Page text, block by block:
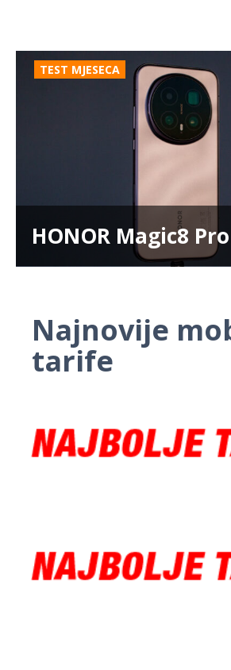
TEST MJESECA
HONOR Magic8 Pro
Najnovije
tarife